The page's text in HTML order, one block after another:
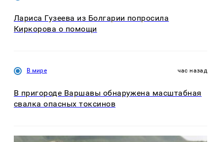
Лариса Гузеева из Болгарии попросила
Киркорова о помощи
В мире час назад
В пригороде Варшавы обнаружена масштабная
свалка опасных токсинов